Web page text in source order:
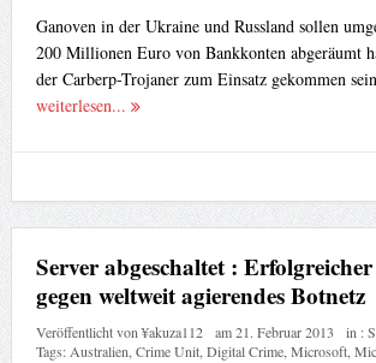
weiterlesen...
gegen weltweit agierendes Botnetz
Veröffentlicht von ¥akuza112 am 21. Februar 2013
Tags: Australien,Crime Unit,Digital Crime,Microsoft,
Reuters,Russland,Schlag,Sei,Symantec,Thakur,Ukraine
Keine Kommentare